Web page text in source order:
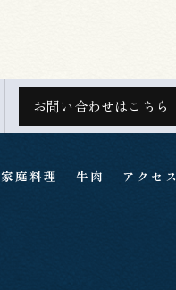
お問い合わせはこちら
家庭料理 牛肉 アクセス